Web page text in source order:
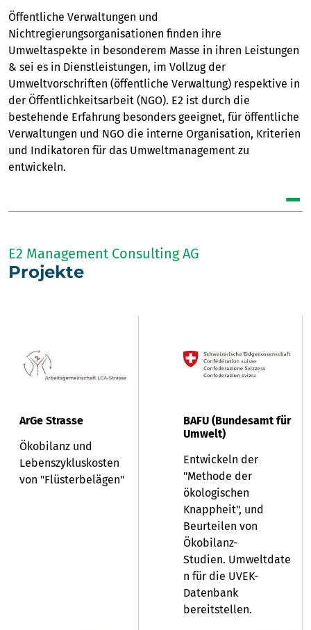
Öffentliche Verwaltungen und
Nichtregierungsorganisationen finden ihre
Umweltaspekte in besonderem Masse in ihren Leistungen
& sei es in Dienstleistungen, im Vollzug der
Umweltvorschriften (öffentliche Verwaltung) respektive in
der Öffentlichkeitsarbeit (NGO). E2 ist durch die
bestehende Erfahrung besonders geeignet, für öffentliche
Verwaltungen und NGO die interne Organisation, Kriterien
und Indikatoren für das Umweltmanagement zu
entwickeln.
E2 Management Consulting AG
Projekte
ArGe Strasse
Ökobilanz und
Lebenszykluskosten
von "Flüsterbelägen"
BAFU (Bundesamt für
Umwelt)
Entwickeln der
"Methode der
ökologischen
Knappheit", und
Beurteilen von
Ökobilanz-
Studien. Umweltdate
n für die UVEK-
Datenbank
bereitstellen.